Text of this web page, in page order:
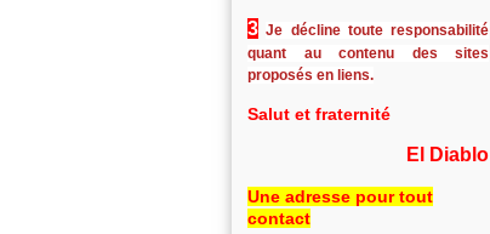
3 Je décline toute responsabilité
quant au contenu des sites
proposés en liens.
Salut et fraternité
El Diablo
Une adresse pour tout
contact